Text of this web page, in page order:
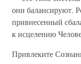
они балансируют.
привнесенный
к исцелению
Привлеките